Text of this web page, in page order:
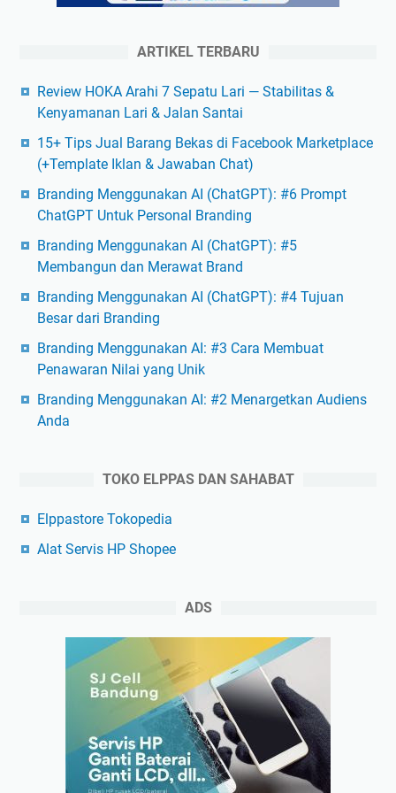
ARTIKEL TERBARU
Review HOKA Arahi 7 Sepatu Lari — Stabilitas &
Kenyamanan Lari & Jalan Santai
15+ Tips Jual Barang Bekas di Facebook Marketplace
(+Template Iklan & Jawaban Chat)
Branding Menggunakan AI (ChatGPT): #6 Prompt
ChatGPT Untuk Personal Branding
Branding Menggunakan AI (ChatGPT): #5
Membangun dan Merawat Brand
Branding Menggunakan AI (ChatGPT): #4 Tujuan
Besar dari Branding
Branding Menggunakan AI: #3 Cara Membuat
Penawaran Nilai yang Unik
Branding Menggunakan AI: #2 Menargetkan Audiens
Anda
TOKO ELPPAS DAN SAHABAT
Elppastore Tokopedia
Alat Servis HP Shopee
ADS